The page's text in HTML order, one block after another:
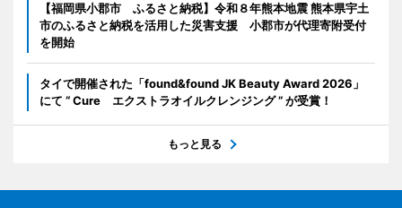
【福岡県小郡市 ふるさと納税】令和８年熊本地震 熊本県宇土
市のふるさと納税を活用した災害支援 小郡市が代理寄附受付
を開始
タイで開催された「found&found JK Beauty Award 2026」
にて “ Cure エクストラオイルクレンジング ” が受賞！
もっと見る